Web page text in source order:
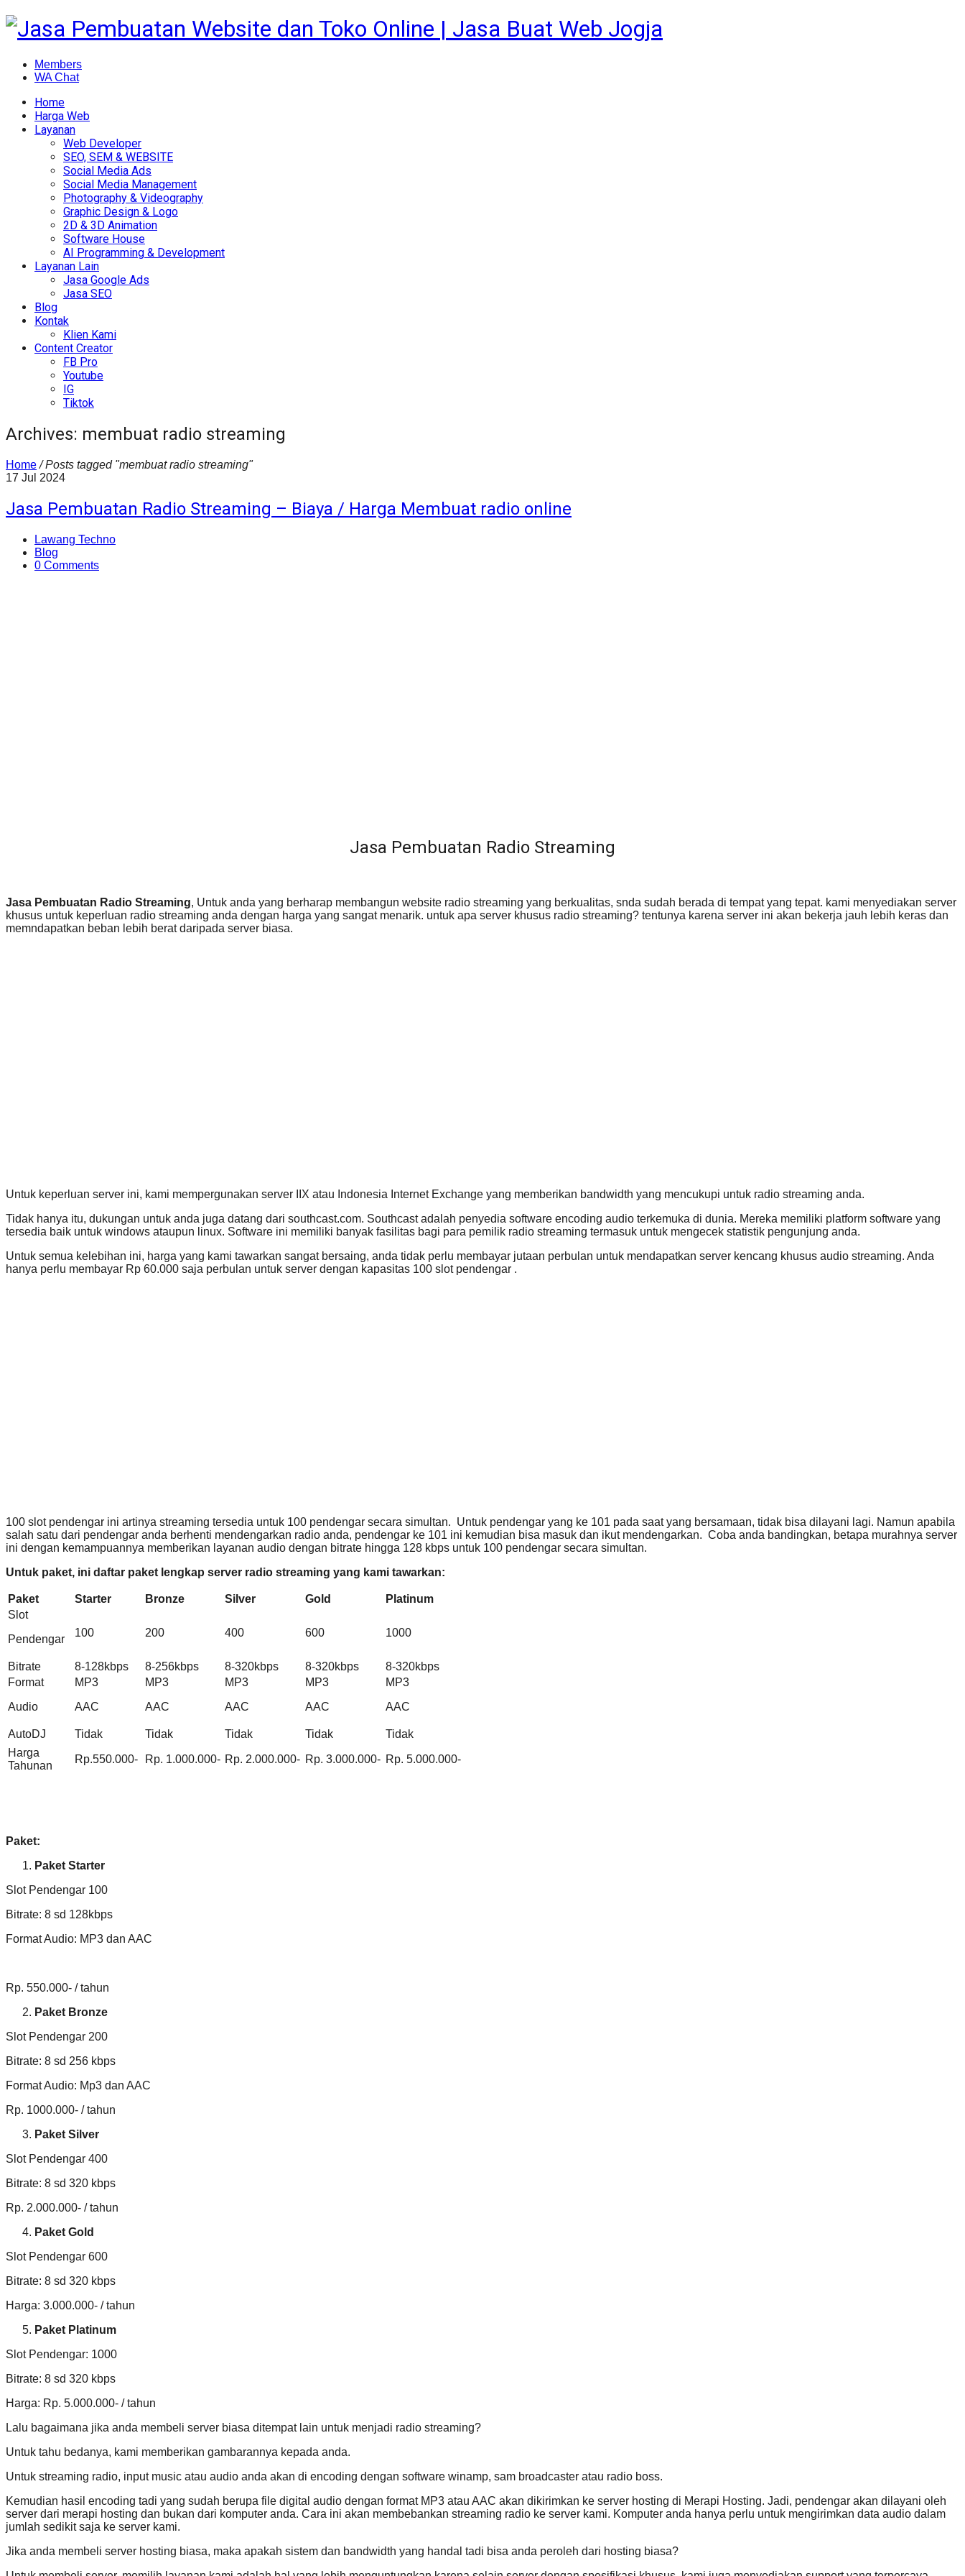
Members
WA Chat
Home
Harga Web
Layanan
Web Developer
SEO, SEM & WEBSITE
Social Media Ads
Social Media Management
Photography & Videography
Graphic Design & Logo
2D & 3D Animation
Software House
AI Programming & Development
Layanan Lain
Jasa Google Ads
Jasa SEO
Blog
Kontak
Klien Kami
Content Creator
FB Pro
Youtube
IG
Tiktok
Archives: membuat radio streaming
Home / Posts tagged "membuat radio streaming"
17 Jul 2024
Jasa Pembuatan Radio Streaming – Biaya / Harga Membuat radio online
Lawang Techno
Blog
0 Comments
Jasa Pembuatan Radio Streaming
Jasa Pembuatan Radio Streaming, Untuk anda yang berharap membangun website radio streaming yang berkualitas, snda sudah berada di tempat yang tepat. kami menyediakan server
khusus untuk keperluan radio streaming anda dengan harga yang sangat menarik. untuk apa server khusus radio streaming? tentunya karena server ini akan bekerja jauh lebih keras dan
memndapatkan beban lebih berat daripada server biasa.
Untuk keperluan server ini, kami mempergunakan server IIX atau Indonesia Internet Exchange yang memberikan bandwidth yang mencukupi untuk radio streaming anda.
Tidak hanya itu, dukungan untuk anda juga datang dari southcast.com. Southcast adalah penyedia software encoding audio terkemuka di dunia. Mereka memiliki platform software yang
tersedia baik untuk windows ataupun linux. Software ini memiliki banyak fasilitas bagi para pemilik radio streaming termasuk untuk mengecek statistik pengunjung anda.
Untuk semua kelebihan ini, harga yang kami tawarkan sangat bersaing, anda tidak perlu membayar jutaan perbulan untuk mendapatkan server kencang khusus audio streaming. Anda
hanya perlu membayar Rp 60.000 saja perbulan untuk server dengan kapasitas 100 slot pendengar .
100 slot pendengar ini artinya streaming tersedia untuk 100 pendengar secara simultan. Untuk pendengar yang ke 101 pada saat yang bersamaan, tidak bisa dilayani lagi. Namun apabila
salah satu dari pendengar anda berhenti mendengarkan radio anda, pendengar ke 101 ini kemudian bisa masuk dan ikut mendengarkan. Coba anda bandingkan, betapa murahnya server
ini dengan kemampuannya memberikan layanan audio dengan bitrate hingga 128 kbps untuk 100 pendengar secara simultan.
Untuk paket, ini daftar paket lengkap server radio streaming yang kami tawarkan:
Paket Starter Bronze Silver Gold
Platinum
Slot
Pendengar
100 200 400 600 1000
Bitrate 8-128kbps 8-256kbps 8-320kbps 8-320kbps
8-320kbps
Format
Audio
MP3
AAC
MP3
AAC
MP3
AAC
MP3
AAC
MP3
AAC
AutoDJ Tidak Tidak Tidak Tidak
Tidak
Harga
Tahunan
Rp.550.000- Rp. 1.000.000- Rp. 2.000.000- Rp. 3.000.000- Rp. 5.000.000-
Paket:
Paket Starter
Slot Pendengar 100
Bitrate: 8 sd 128kbps
Format Audio: MP3 dan AAC
Rp. 550.000- / tahun
Paket Bronze
Slot Pendengar 200
Bitrate: 8 sd 256 kbps
Format Audio: Mp3 dan AAC
Rp. 1000.000- / tahun
Paket Silver
Slot Pendengar 400
Bitrate: 8 sd 320 kbps
Rp. 2.000.000- / tahun
Paket Gold
Slot Pendengar 600
Bitrate: 8 sd 320 kbps
Harga: 3.000.000- / tahun
Paket Platinum
Slot Pendengar: 1000
Bitrate: 8 sd 320 kbps
Harga: Rp. 5.000.000- / tahun
Lalu bagaimana jika anda membeli server biasa ditempat lain untuk menjadi radio streaming?
Untuk tahu bedanya, kami memberikan gambarannya kepada anda.
Untuk streaming radio, input music atau audio anda akan di encoding dengan software winamp, sam broadcaster atau radio boss.
Kemudian hasil encoding tadi yang sudah berupa file digital audio dengan format MP3 atau AAC akan dikirimkan ke server hosting di Merapi Hosting. Jadi, pendengar akan dilayani oleh
server dari merapi hosting dan bukan dari komputer anda. Cara ini akan membebankan streaming radio ke server kami. Komputer anda hanya perlu untuk mengirimkan data audio dalam
jumlah sedikit saja ke server kami.
Jika anda membeli server hosting biasa, maka apakah sistem dan bandwidth yang handal tadi bisa anda peroleh dari hosting biasa?